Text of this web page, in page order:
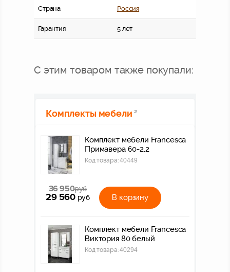
Страна Россия
Гарантия 5 лет
С этим товаром также покупали:
Комплекты мебели 2
Комплект мебели Francesca
Примавера 60-2.2
Код товара:40449
36 950руб
29 560 руб В корзину
Комплект мебели Francesca
Виктория 80 белый
Код товара:40294